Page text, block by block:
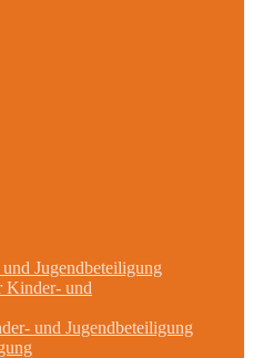
Jugendbeteiligung
Kinder- und
und Jugendbeteiligung